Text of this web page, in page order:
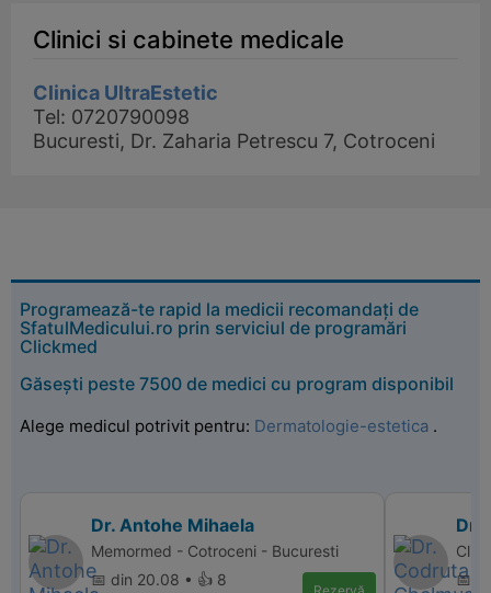
Clinici si cabinete medicale
Clinica UltraEstetic
Tel: 0720790098
Bucuresti, Dr. Zaharia Petrescu 7, Cotroceni
Programează-te rapid la medicii recomandați de
SfatulMedicului.ro prin serviciul de programări
Clickmed
Găsești peste 7500 de medici cu program disponibil
Alege medicul potrivit pentru: Dermatologie-estetica .
Dr. Antohe Mihaela
Memormed - Cotroceni - Bucuresti
📅 din 20.08 • 👍 8
Dr.
📅